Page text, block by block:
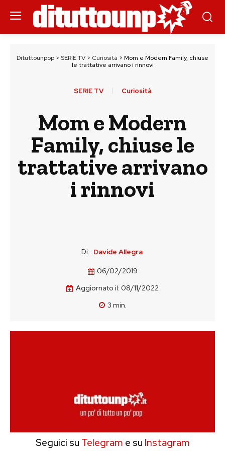
Dituttounpop > SERIE TV > Curiosità > Mom e Modern Family, chiuse
le trattative arrivano i rinnovi
SERIE TV Curiosità
Mom e Modern
Family, chiuse le
trattative arrivano
i rinnovi
Di: Davide Allegra
06/02/2019
Aggiornato il: 08/11/2022
3 min.
Seguici su Telegram e su Instagram